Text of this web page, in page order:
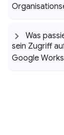
Was
sein Zugriff
Google